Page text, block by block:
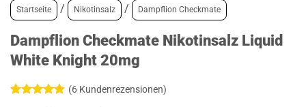
Startseite / Nikotinsalz / Dampflion Checkmate
Dampflion Checkmate Nikotinsalz Liquid
White Knight 20mg
(6Kundenrezensionen)